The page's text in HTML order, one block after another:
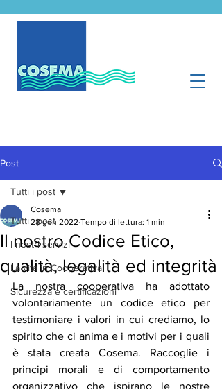
Post
Tutti i post
I nostri servizi
La vita in Cooperativa
Sicurezza e certificazioni
Tutti i post
Il nostro Codice Etico,
qualità, legalità ed integrità
Cosema
28 gen 2022 Tempo di lettura: 1 min
La nostra cooperativa ha adottato
volontariamente un codice etico per
testimoniare i valori in cui crediamo, lo
spirito che ci anima e i motivi per i quali
è stata creata Cosema. Raccoglie i
principi morali e di comportamento
organizzativo che ispirano le nostre